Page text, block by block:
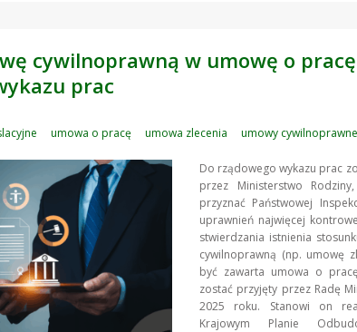
cywilnoprawną w umowę o
prac
umowa o pracę umowa zlecenia umowy cywilnoprawne
Do rządowego wykazu prac
przez Ministerstwo
przyznać Państwowej
uprawnień najwięcej
stwierdzania istnienia
cywilnoprawną (np. umowę
być zawarta umowa o
zostać przyjęty przez Radę
2025 roku. Stanowi on
Krajowym Planie